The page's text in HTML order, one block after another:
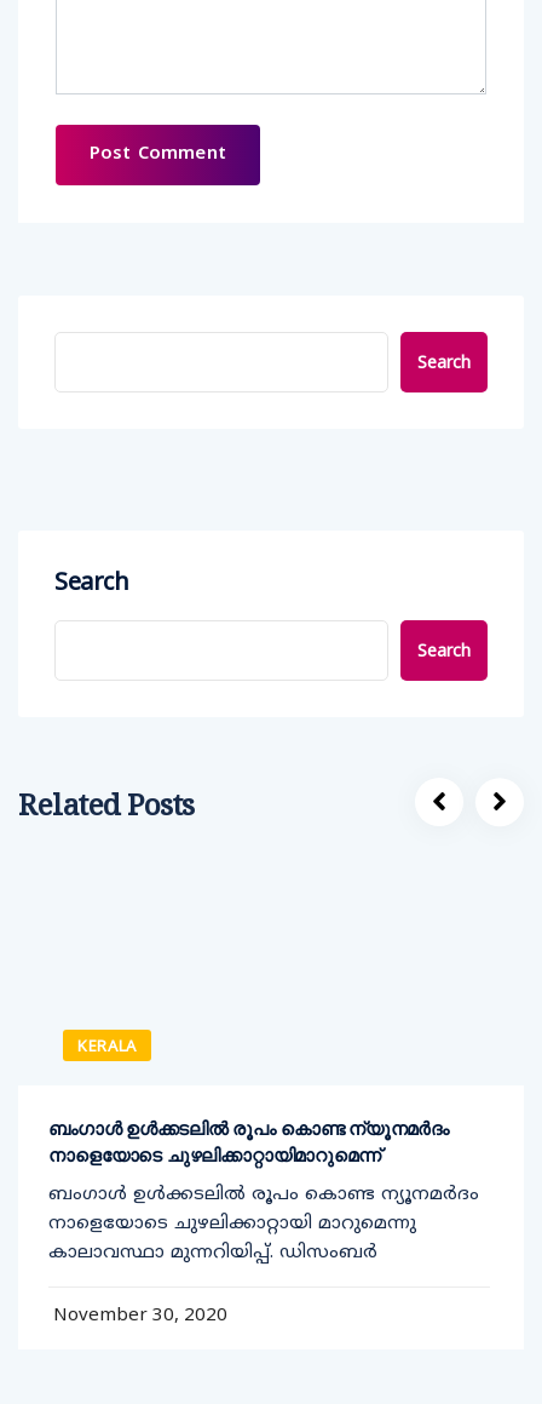
Search
Search
Search
Related Posts
KERALA
ബംഗാൾ ഉൾക്കടലിൽ രൂപം കൊണ്ട ന്യൂനമർദം
നാളെയോടെ ചുഴലിക്കാറ്റായിമാറുമെന്ന്
ബംഗാൾ ഉൾക്കടലിൽ രൂപം കൊണ്ട ന്യൂനമർദം
നാളെയോടെ ചുഴലിക്കാറ്റായി മാറുമെന്നു
കാലാവസ്ഥാ മുന്നറിയിപ്പ്. ഡിസംബർ
November 30, 2020